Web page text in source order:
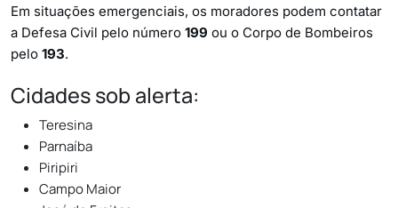
Em situações emergenciais, os moradores podem contatar
a Defesa Civil pelo número 199 ou o Corpo de Bombeiros
pelo 193.
Cidades sob alerta:
Teresina
Parnaíba
Piripiri
Campo Maior